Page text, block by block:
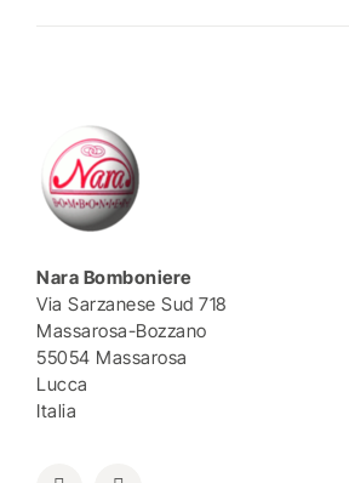
Nara Bomboniere
Via Sarzanese Sud 718
Massarosa-Bozzano
55054 Massarosa
Lucca
Italia